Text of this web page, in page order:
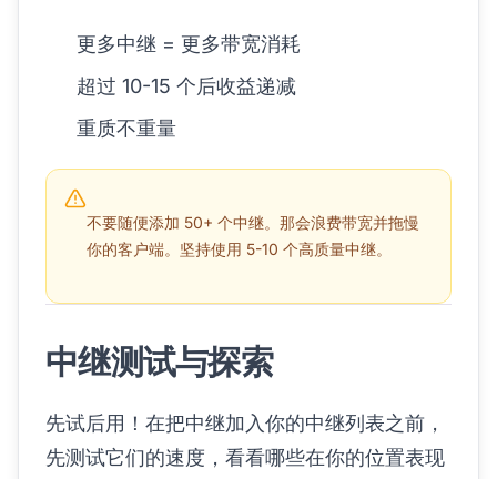
更多中继 = 更多带宽消耗
超过 10-15 个后收益递减
重质不重量
不要随便添加 50+ 个中继。那会浪费带宽并拖慢
你的客户端。坚持使用 5-10 个高质量中继。
中继测试与探索
先试后用！在把中继加入你的中继列表之前，
先测试它们的速度，看看哪些在你的位置表现